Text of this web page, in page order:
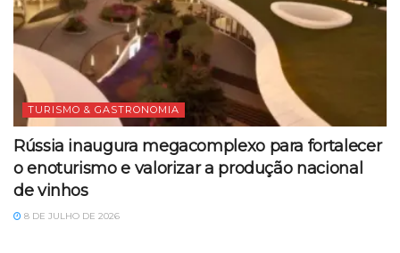
TURISMO & GASTRONOMIA
Rússia inaugura megacomplexo para fortalecer
o enoturismo e valorizar a produção nacional
de vinhos
8 DE JULHO DE 2026